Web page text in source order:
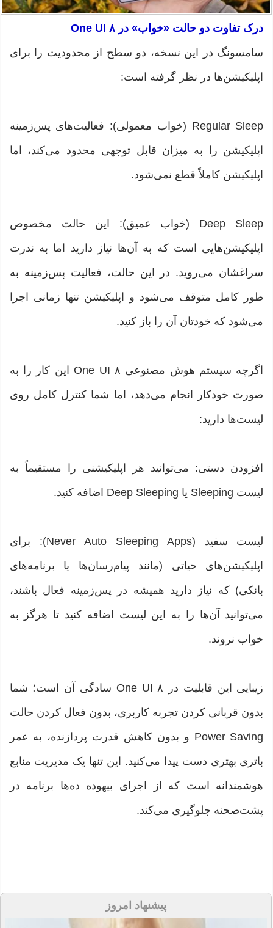
درک تفاوت دو حالت «خواب» در One UI ۸
سامسونگ در این نسخه، دو سطح از محدودیت را برای
اپلیکیشن‌ها در نظر گرفته است:
Regular Sleep (خواب معمولی): فعالیت‌های پس‌زمینه
اپلیکیشن را به میزان قابل توجهی محدود می‌کند، اما
اپلیکیشن کاملاً قطع نمی‌شود.
Deep Sleep (خواب عمیق): این حالت مخصوص
اپلیکیشن‌هایی است که به آن‌ها نیاز دارید اما به ندرت
سراغشان می‌روید. در این حالت، فعالیت پس‌زمینه به
طور کامل متوقف می‌شود و اپلیکیشن تنها زمانی اجرا
می‌شود که خودتان آن را باز کنید.
اگرچه سیستم هوش مصنوعی One UI ۸ این کار را به
صورت خودکار انجام می‌دهد، اما شما کنترل کامل روی
لیست‌ها دارید:
افزودن دستی: می‌توانید هر اپلیکیشنی را مستقیماً به
لیست Sleeping یا Deep Sleeping اضافه کنید.
لیست سفید (Never Auto Sleeping Apps): برای
اپلیکیشن‌های حیاتی (مانند پیام‌رسان‌ها یا برنامه‌های
بانکی) که نیاز دارید همیشه در پس‌زمینه فعال باشند،
می‌توانید آن‌ها را به این لیست اضافه کنید تا هرگز به
خواب نروند.
زیبایی این قابلیت در One UI ۸ سادگی آن است؛ شما
بدون قربانی کردن تجربه کاربری، بدون فعال کردن حالت
Power Saving و بدون کاهش قدرت پردازنده، به عمر
باتری بهتری دست پیدا می‌کنید. این تنها یک مدیریت منابع
هوشمندانه است که از اجرای بیهوده ده‌ها برنامه در
پشت‌صحنه جلوگیری می‌کند.
پیشنهاد امروز